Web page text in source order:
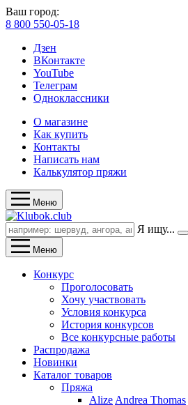
Ваш город:
8 800 550-05-18
Дзен
ВКонтакте
YouTube
Телеграм
Одноклассники
О магазине
Как купить
Контакты
Написать нам
Калькулятор пряжи
Меню
Я ищу...
Меню
Конкурс
Проголосовать
Хочу участвовать
Условия конкурса
История конкурсов
Все конкурсные работы
Распродажа
Новинки
Каталог товаров
Пряжа
Alize Andrea Thomas